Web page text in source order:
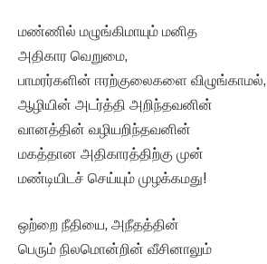
மண்ணில் மழுங்கிமாயும் மனித
அதிகார வெறுமை,
பாமரர்களின் ஈரற்குலைகளை விழுங்காமல்,
ஆழியின் அடர்த்தி அறிந்தவனின்
வானத்தின் வழியறிந்தவனின்
மகத்தான அதிகாரத்திற்கு முன்
மண்டியிடச் செய்யும் முழக்கமது!
ஒற்றை நீதியை, அநீதத்தின்
பெரும் நிலமொன்றின் வீசினாலும்